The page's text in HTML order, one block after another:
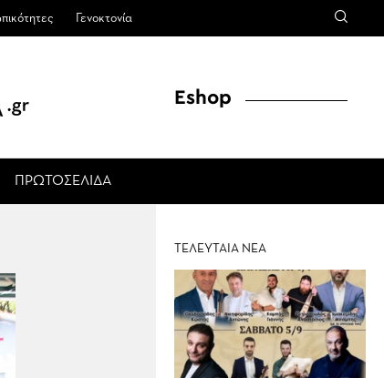
Γενοκτονία
ΠΡΩΤΟΣΕΛΙΔΑ
Eshop
ΤΕΛΕΥΤΑΙΑ ΝΕΑ